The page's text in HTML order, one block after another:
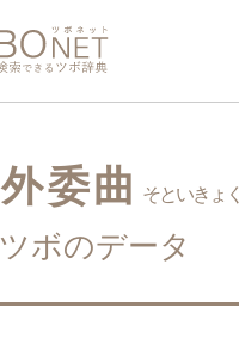
外委曲 そといきょく
ツボのデータ